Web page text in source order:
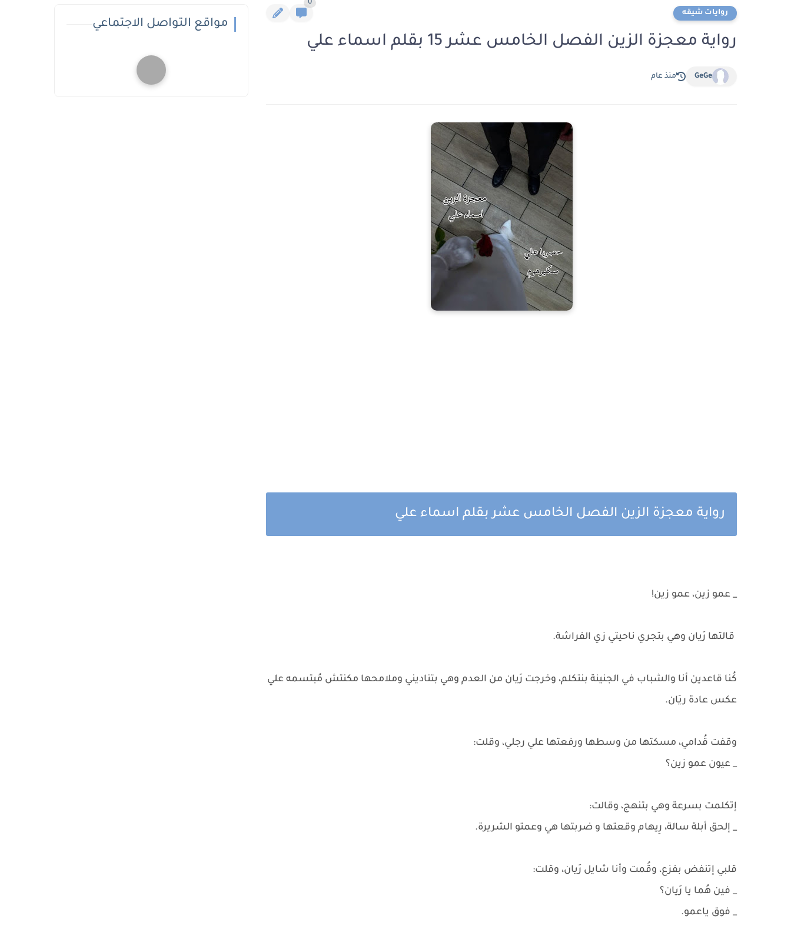
روايات شيقه
0
رواية معجزة الزين الفصل الخامس عشر 15 بقلم اسماء علي
GeGe منذ عام
رواية معجزة الزين الفصل الخامس عشر بقلم اسماء علي
_ عمو زين، عمو زين!
قالتها رَيان وهي بتجري ناحيتي زي الفراشة.
كُنا قاعدين أنا والشباب في الجنينة بنتكلم، وخرجت رَيان من العدم وهي بتناديني وملامحها مكنتش مُبتسمه علي
عكس عادة ريَان.
وقفت قُدامي، مسكتها من وسطها ورفعتها علي رجلي، وقلت:
_ عيون عمو زين؟
إتكلمت بسرعة وهي بتنهج، وقالت:
_ إلحق أبلة سالة، رِيهام وقعتها و ضربتها هي وعمتو الشريرة.
قلبي إتنفض بفزع، وقُمت وأنا شايل رَيان، وقلت:
_ فين هُما يا رَيان؟
_ فوق ياعمو.
مواقع التواصل الاجتماعي